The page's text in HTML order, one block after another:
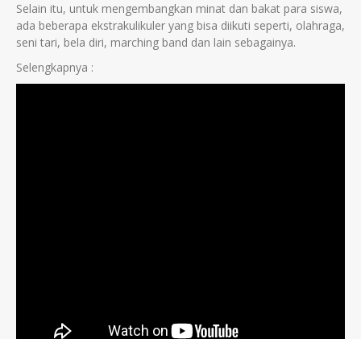
Selain itu, untuk mengembangkan minat dan bakat para siswa,
ada beberapa ekstrakulikuler yang bisa diikuti seperti, olahraga,
seni tari, bela diri, marching band dan lain sebagainya.
Selengkapnya :